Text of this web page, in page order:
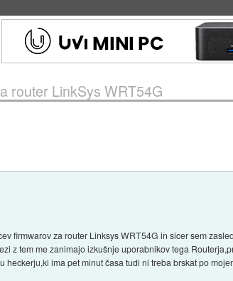
router LinkSys WRT54G
firmwarov za router Linksys WRT54G in sicer sem
z tem me zanimajo izkušnje uporabnikov tega
ima pet minut časa tudi ni treba brskat po